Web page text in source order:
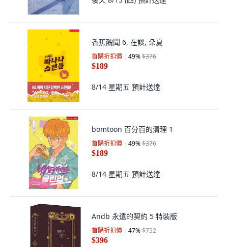
香蕉醜聞 6, 在談, 朵夏
首購折扣價 49%$376
$189
8/14 星期五 預計送達
bomtoon 百分百的清理 1
首購折扣價 49%$376
$189
8/14 星期五 預計送達
Andb 永遠的契約 5 特裝版
首購折扣價 47%$752
$396